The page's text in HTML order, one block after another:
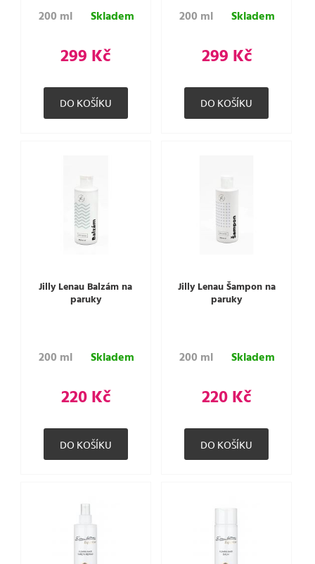
200 ml Skladem
299 Kč
200 ml Skladem
299 Kč
Jilly Lenau Balzám na
paruky
200 ml Skladem
220 Kč
Jilly Lenau Šampon na
paruky
200 ml Skladem
220 Kč